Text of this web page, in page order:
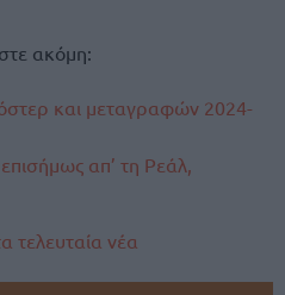
ακόμη:
και μεταγραφών 2024-
απ’ τη Ρεάλ,
τελευταία νέα